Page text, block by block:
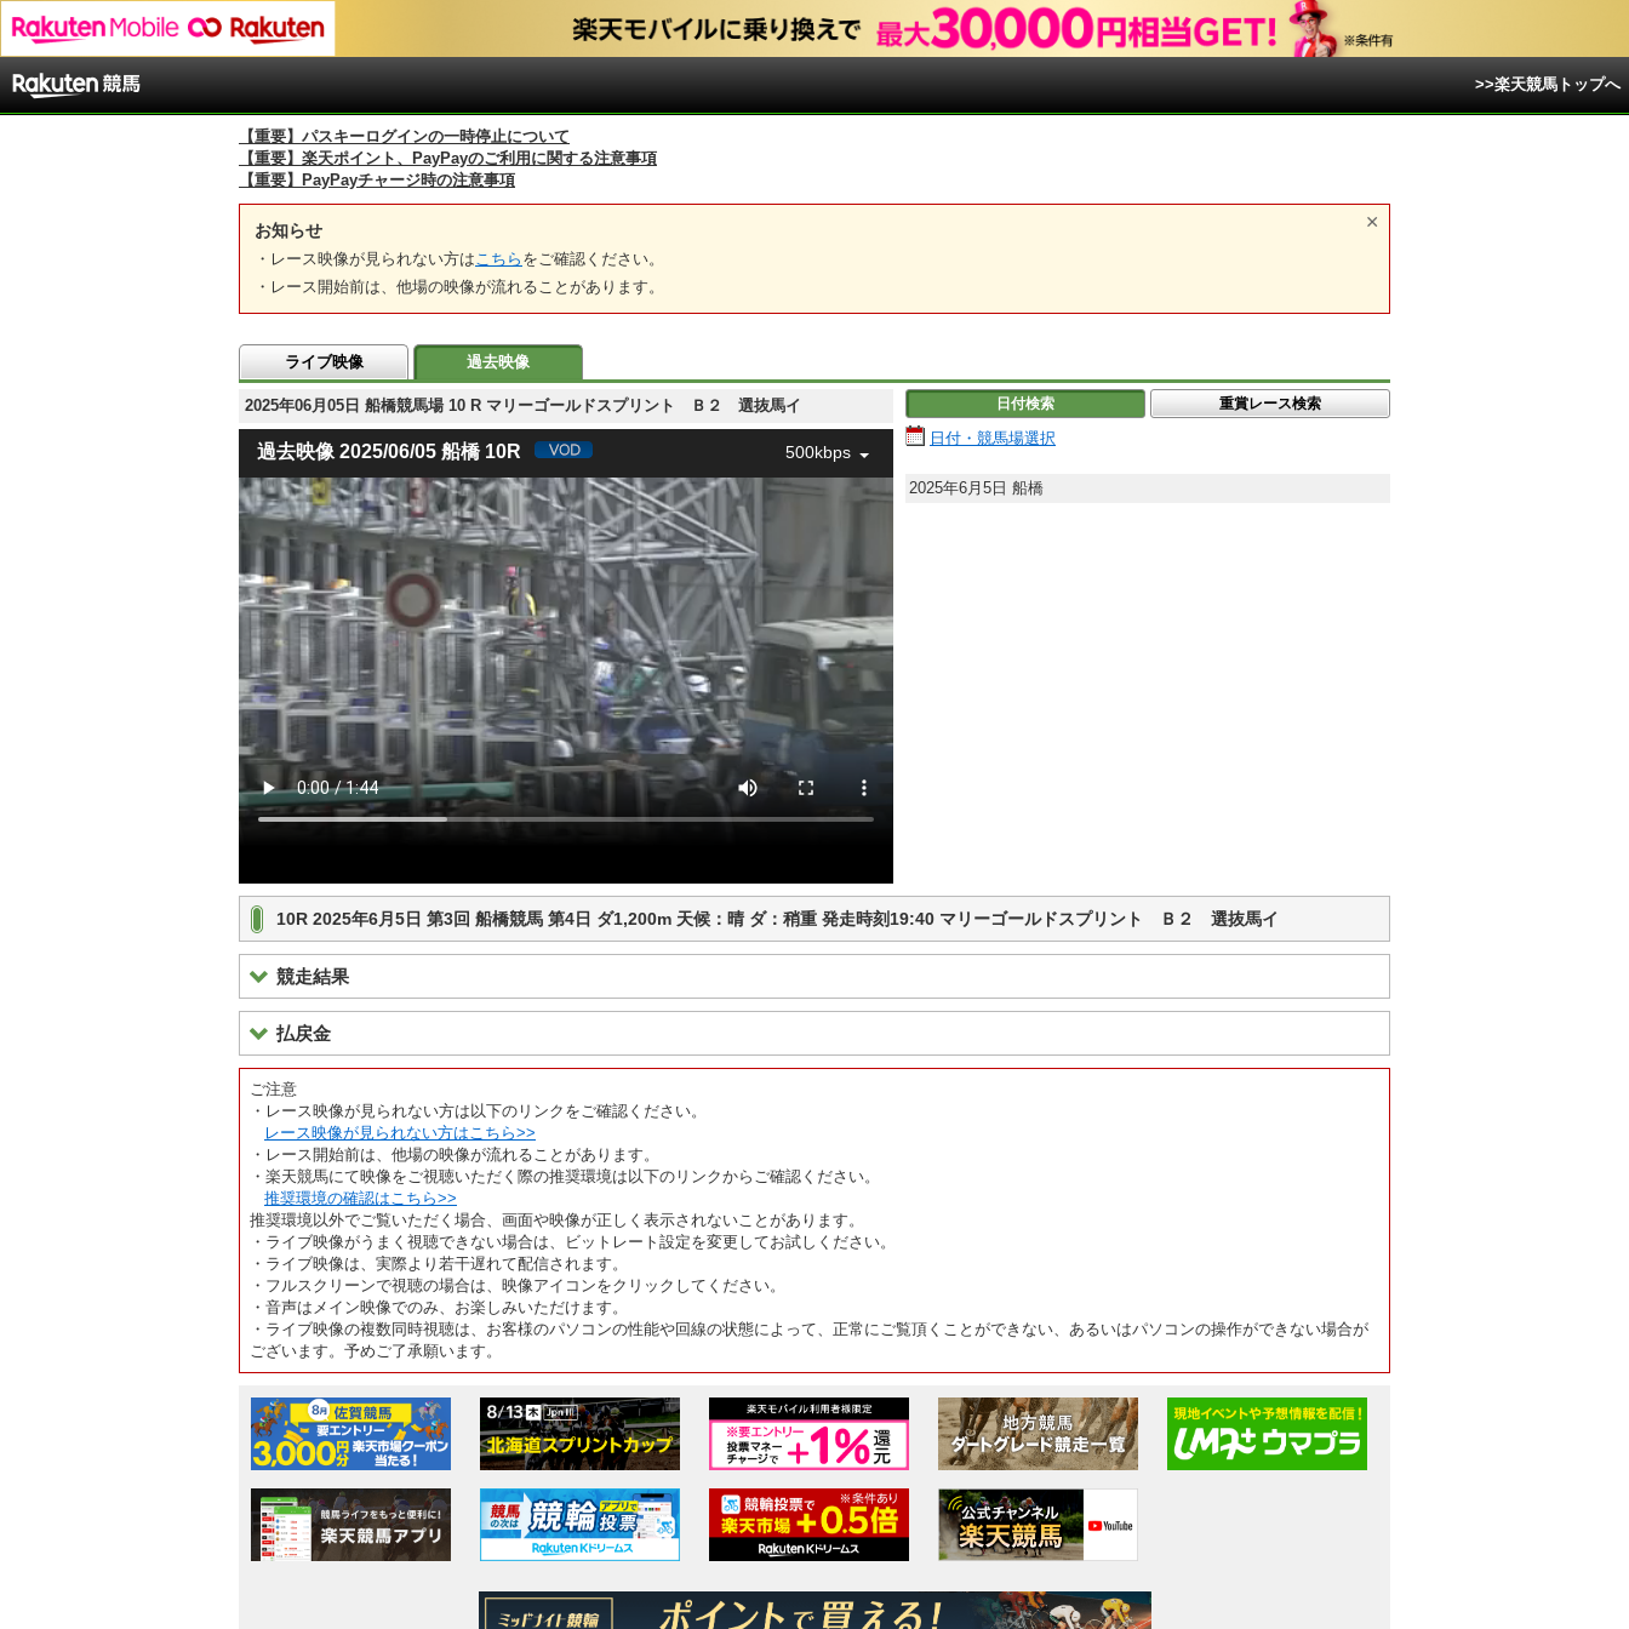
>>楽天競馬トップへ
【重要】パスキーログインの一時停止について
【重要】楽天ポイント、PayPayのご利用に関する注意事項
【重要】PayPayチャージ時の注意事項
お知らせ
・レース映像が見られない方は こちら をご確認ください。
・レース開始前は、他場の映像が流れることがあります。
ライブ映像 過去映像
2025年06月05日 船橋競馬場 10 R マリーゴールドスプリント Ｂ２ 選抜馬イ
過去映像 2025/06/05 船橋 10R 500kbps
日付検索 重賞レース検索
日付・競馬場選択
2025年6月5日 船橋
10R 2025年6月5日 第3回 船橋競馬 第4日 ダ1,200m 天候：晴 ダ：稍重 発走時刻19:40 マリーゴールドスプリント Ｂ２ 選抜馬イ
競走結果
払戻金
ご注意
・レース映像が見られない方は以下のリンクをご確認ください。
レース映像が見られない方はこちら>>
・レース開始前は、他場の映像が流れることがあります。
・楽天競馬にて映像をご視聴いただく際の推奨環境は以下のリンクからご確認ください。
推奨環境の確認はこちら>>
推奨環境以外でご覧いただく場合、画面や映像が正しく表示されないことがあります。
・ライブ映像がうまく視聴できない場合は、ビットレート設定を変更してお試しください。
・ライブ映像は、実際より若干遅れて配信されます。
・フルスクリーンで視聴の場合は、映像アイコンをクリックしてください。
・音声はメイン映像でのみ、お楽しみいただけます。
・ライブ映像の複数同時視聴は、お客様のパソコンの性能や回線の状態によって、正常にご覧頂くことができない、あるいはパソコンの操作ができない場合が
ございます。予めご了承願います。